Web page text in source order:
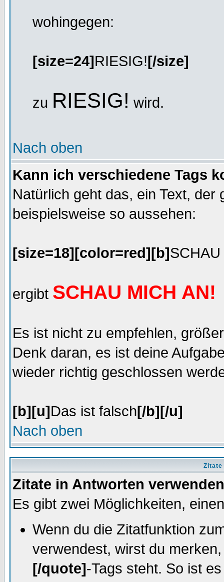
wohingegen:
[size=24]RIESIG![/size]
zu RIESIG! wird.
Nach oben
Kann ich verschiedene Tags
Natürlich geht das, ein Text,
beispielsweise so aussehen:
[size=18][color=red][b]
ergibt SCHAU MICH AN!
Es ist nicht zu empfehlen,
Denk daran, es ist deine
wieder richtig geschlossen
[b][u]Das ist falsch[/b][/u]
Nach oben
Zitate
Zitate in Antworten verwenden
Es gibt zwei Möglichkeiten,
Wenn du die Zitatfunktion
verwendest, wirst du
[/quote]-Tags steht. So ist